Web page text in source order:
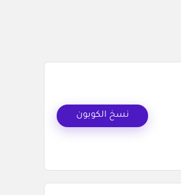
نسخ الكوبون